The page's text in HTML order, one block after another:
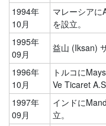
1994年
10月
マレーシア
を設立。
1995年
09月
益山 (Iksan)
1996年
10月
トルコに
Ve Ticaret
1997年
09月
インドに
立。